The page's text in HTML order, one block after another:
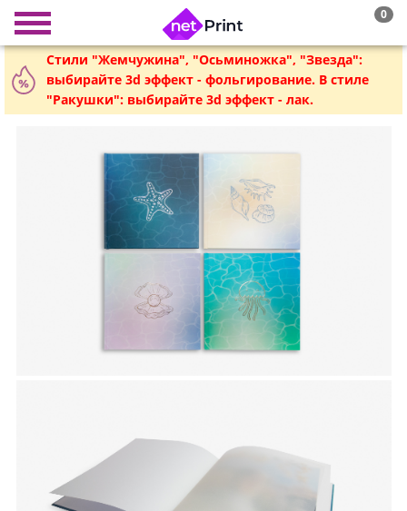
0
Стили "Жемчужина", "Осьминожка", "Звезда":
выбирайте 3d эффект - фольгирование. В стиле
"Ракушки": выбирайте 3d эффект - лак.